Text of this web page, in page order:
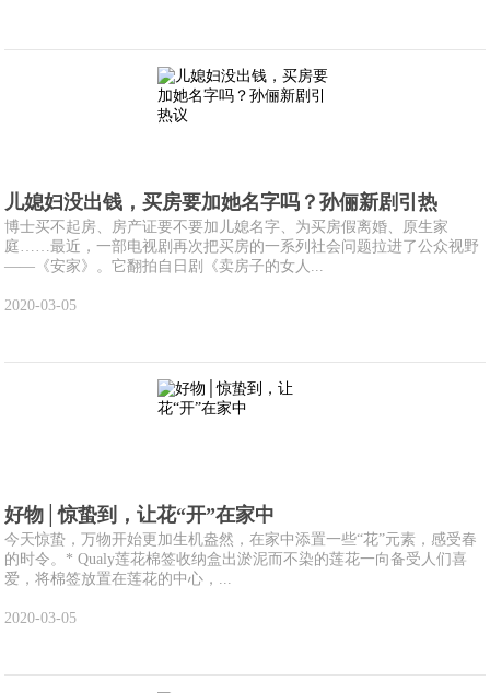
儿媳妇没出钱，买房要加她名字吗？孙俪新剧引热
博士买不起房、房产证要不要加儿媳名字、为买房假离婚、原生家
庭……最近，一部电视剧再次把买房的一系列社会问题拉进了公众视野
——《安家》。它翻拍自日剧《卖房子的女人...
2020-03-05
好物│惊蛰到，让花“开”在家中
今天惊蛰，万物开始更加生机盎然，在家中添置一些“花”元素，感受春
的时令。* Qualy莲花棉签收纳盒出淤泥而不染的莲花一向备受人们喜
爱，将棉签放置在莲花的中心，...
2020-03-05